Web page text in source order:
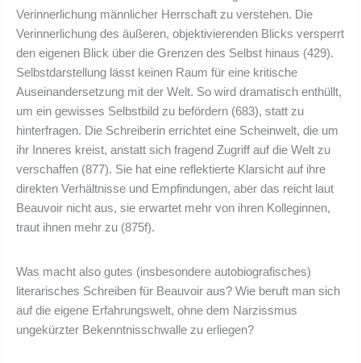
Verinnerlichung männlicher Herrschaft zu verstehen. Die
Verinnerlichung des äußeren, objektivierenden Blicks versperrt
den eigenen Blick über die Grenzen des Selbst hinaus (429).
Selbstdarstellung lässt keinen Raum für eine kritische
Auseinandersetzung mit der Welt. So wird dramatisch enthüllt,
um ein gewisses Selbstbild zu befördern (683), statt zu
hinterfragen. Die Schreiberin errichtet eine Scheinwelt, die um
ihr Inneres kreist, anstatt sich fragend Zugriff auf die Welt zu
verschaffen (877). Sie hat eine reflektierte Klarsicht auf ihre
direkten Verhältnisse und Empfindungen, aber das reicht laut
Beauvoir nicht aus, sie erwartet mehr von ihren Kolleginnen,
traut ihnen mehr zu (875f).
Was macht also gutes (insbesondere autobiografisches)
literarisches Schreiben für Beauvoir aus? Wie beruft man sich
auf die eigene Erfahrungswelt, ohne dem Narzissmus
ungekürzter Bekenntnisschwalle zu erliegen?